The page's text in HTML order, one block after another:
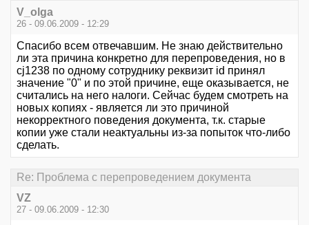
V_olga
26 - 09.06.2009 - 12:29
Спасибо всем отвечавшим. Не знаю действительно
ли эта причина конкретно для перепроведения, но в
cj1238 по одному сотруднику реквизит id принял
значение "0" и по этой причине, еще оказывается, не
считались на него налоги. Сейчас будем смотреть на
новых копиях - является ли это причиной
некорректного поведения документа, т.к. старые
копии уже стали неактуальны из-за попыток что-либо
сделать.
Re: Проблема с перепроведением документа
VZ
27 - 09.06.2009 - 12:30